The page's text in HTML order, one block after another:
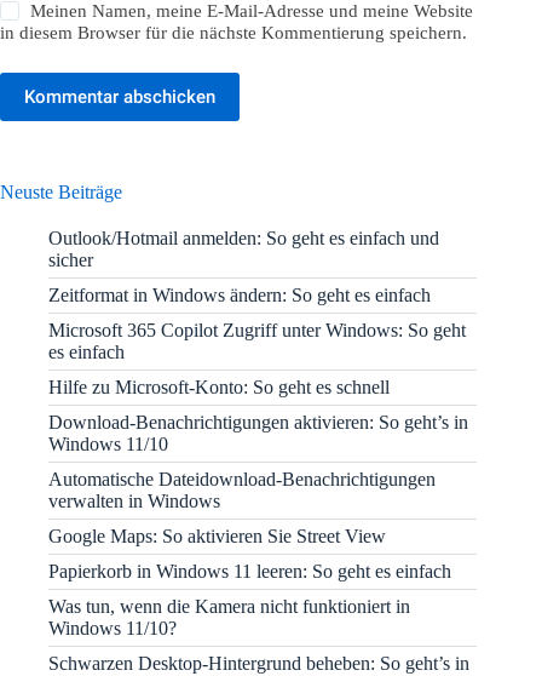
Meinen Namen, meine E-Mail-Adresse und meine Website
in diesem Browser für die nächste Kommentierung speichern.
Kommentar abschicken
Neuste Beiträge
Outlook/Hotmail anmelden: So geht es einfach und
sicher
Zeitformat in Windows ändern: So geht es einfach
Microsoft 365 Copilot Zugriff unter Windows: So geht
es einfach
Hilfe zu Microsoft-Konto: So geht es schnell
Download-Benachrichtigungen aktivieren: So geht’s in
Windows 11/10
Automatische Dateidownload-Benachrichtigungen
verwalten in Windows
Google Maps: So aktivieren Sie Street View
Papierkorb in Windows 11 leeren: So geht es einfach
Was tun, wenn die Kamera nicht funktioniert in
Windows 11/10?
Schwarzen Desktop-Hintergrund beheben: So geht’s in